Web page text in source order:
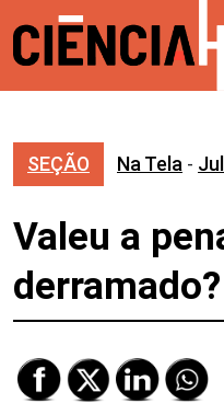
SEÇÃO Na Tela -
Valeu a
derramado?